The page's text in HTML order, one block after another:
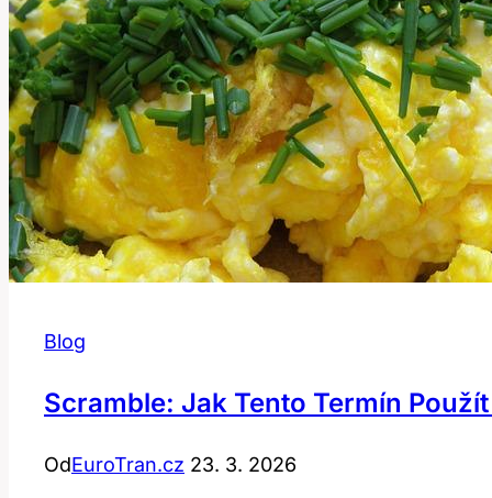
Blog
Scramble: Jak Tento Termín
OdEuroTran.cz 23. 3. 2026